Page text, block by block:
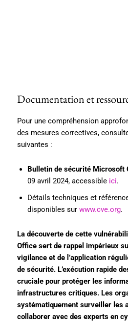
Documentation et
Pour une compréhension
des mesures correctives,
suivantes :
Bulletin de sécurité Microsoft
09 avril 2024, accessible ici.
Détails techniques et
disponibles sur www.cve.org.
La découverte de cette
Office sert de rappel impérieux
vigilance et de l’application
de sécurité. L’exécution rapide
cruciale pour protéger les
infrastructures critiques. Les
systématiquement surveiller les
collaborer avec des experts en